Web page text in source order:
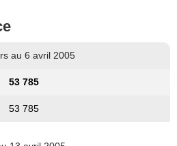
au 6 avril 2005
53 785
53 785